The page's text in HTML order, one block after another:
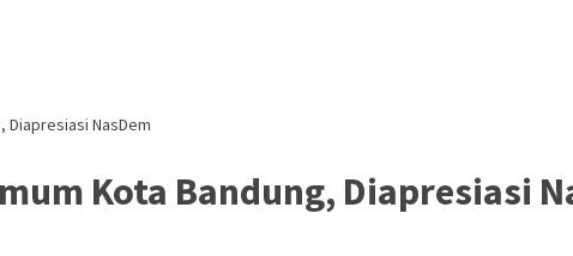
Diapresiasi NasDem
Kota Bandung, Diapresiasi